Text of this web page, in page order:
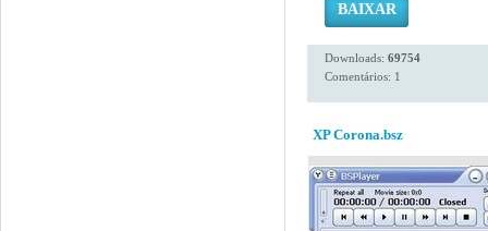
BAIXAR
Downloads: 69754
Comentários: 1
XP Corona.bsz